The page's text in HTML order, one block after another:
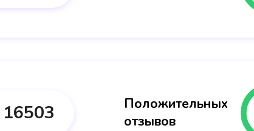
16503
Положительных
отзывов